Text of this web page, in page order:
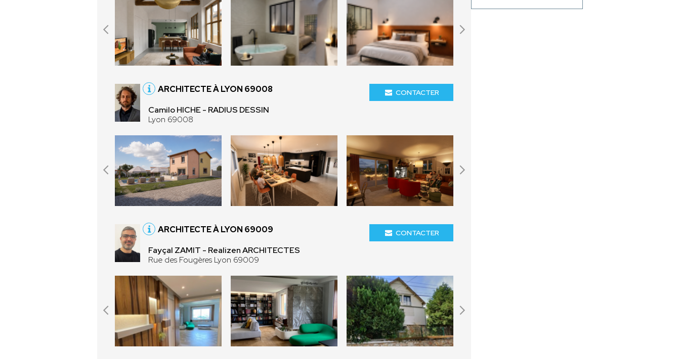
ARCHITECTE À LYON 69008
Camilo HICHE - RADIUS DESSIN
Lyon 69008
CONTACTER
ARCHITECTE À LYON 69009
Fayçal ZAMIT - Realizen ARCHITECTES
Rue des Fougères Lyon 69009
CONTACTER